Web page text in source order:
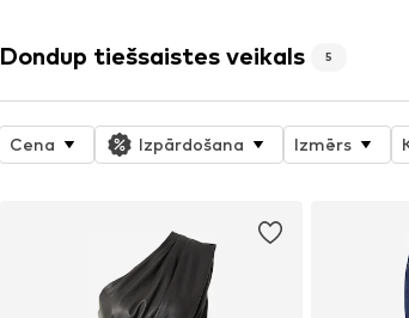
Dondup tiešsaistes veikals 5
Cena Izpārdošana Izmērs